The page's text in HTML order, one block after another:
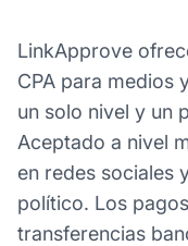
LinkApprove
CPA para medios
un solo nivel y un
Aceptado a nivel
en redes sociales
político. Los
transferencias